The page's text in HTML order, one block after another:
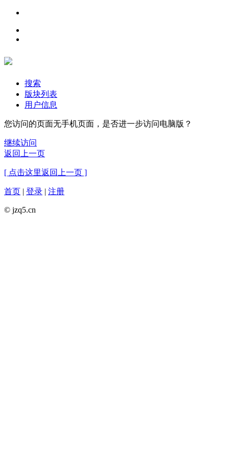
搜索
版块列表
用户信息
您访问的页面无手机页面，是否进一步访问电脑版？
继续访问
返回上一页
[ 点击这里返回上一页 ]
首页 | 登录 | 注册
© jzq5.cn